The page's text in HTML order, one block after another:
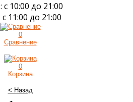
с 10:00 до 21:00
с 11:00 до 21:00
0
Сравнение
0
Корзина
< Назад